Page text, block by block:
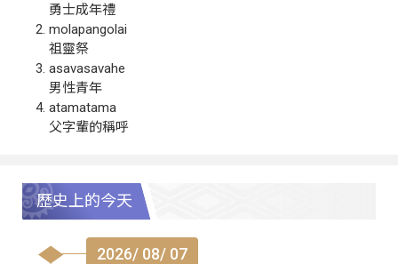
勇士成年禮
molapangolai
祖靈祭
asavasavahe
男性青年
atamatama
父字輩的稱呼
歷史上的今天
2026/ 08/ 07